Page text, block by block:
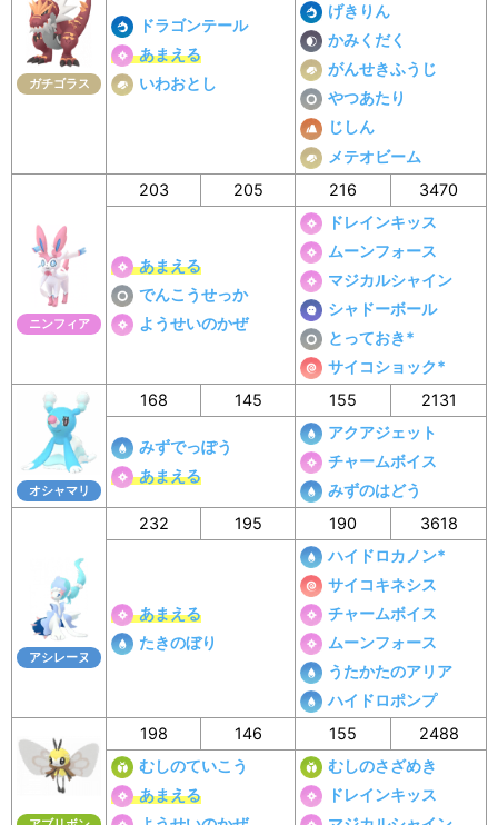
ガチゴラス
ドラゴンテール
あまえる
いわおとし
げきりん
かみくだく
がんせきふうじ
やつあたり
じしん
メテオビーム
ニンフィア
203 205 216 3470
あまえる
でんこうせっか
ようせいのかぜ
ドレインキッス
ムーンフォース
マジカルシャイン
シャドーボール
とっておき*
サイコショック*
オシャマリ
168 145 155 2131
みずでっぽう
あまえる
アクアジェット
チャームボイス
みずのはどう
アシレーヌ
232 195 190 3618
あまえる
たきのぼり
ハイドロカノン*
サイコキネシス
チャームボイス
ムーンフォース
うたかたのアリア
ハイドロポンプ
198 146 155
2488
むしのていこう
あまえる
むしのさざめき
ドレインキッス